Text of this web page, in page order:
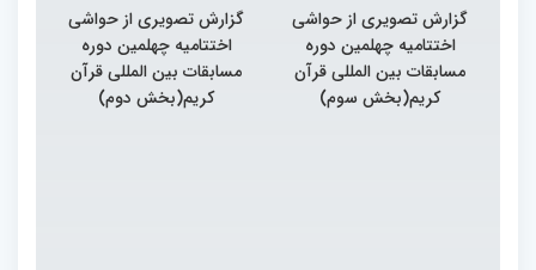
گزارش تصویری از حواشی
اختتامیه چهلمین دوره
مسابقات بین المللی قرآن
کریم(بخش سوم)
گزارش تصویری از حواشی
اختتامیه چهلمین دوره
مسابقات بین المللی قرآن
کریم(بخش دوم)